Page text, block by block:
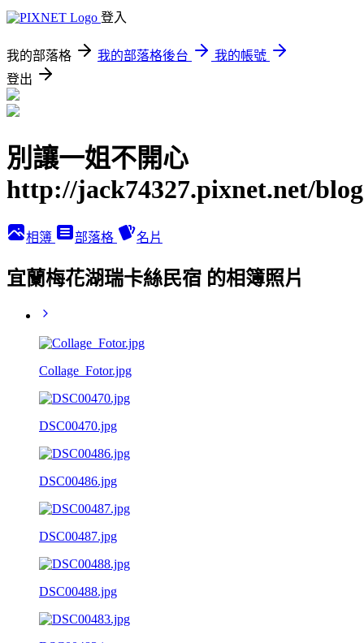
登入
我的部落格 我的部落格後台
我的帳號
登出
別讓一姐不開心
http://jack74327.pixnet.net/blog
相簿 部落格 名片
宜蘭梅花湖瑞卡絲民宿 的相簿照片
Collage_Fotor.jpg
DSC00470.jpg
DSC00486.jpg
DSC00487.jpg
DSC00488.jpg